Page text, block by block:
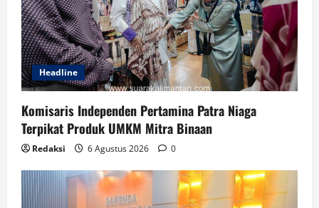
Headline
Komisaris Independen Pertamina Patra Niaga
Terpikat Produk UMKM Mitra Binaan
Redaksi 6 Agustus 2026 0